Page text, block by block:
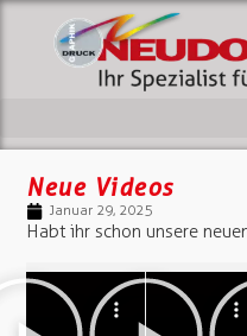
Neue Videos
Januar 29, 2025
Habt ihr schon unsere